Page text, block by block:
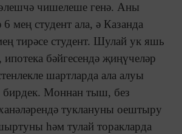
чишелеше генә. Аны
мең студент ала, ә Казанда
тирәсе студент. Шулай ук яшь
бәйгесендә җиңүчеләр
шартларда ала алуы
бирдек. Моннан тыш, без
туклануны оештыру
һәм тулай торакларда